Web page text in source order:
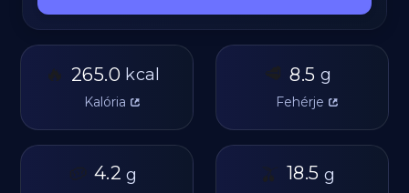
🔥 265.0 kcal
Kalória
🥩 8.5 g
Fehérje
🥔 4.2 g 🫒 18.5 g